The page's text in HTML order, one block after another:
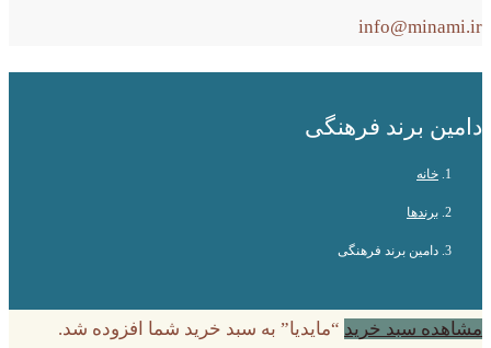
info@minami.ir
دامین برند فرهنگی
خانه
برندها
دامین برند فرهنگی
مشاهده سبد خرید “مایدیا” به سبد خرید شما افزوده شد.